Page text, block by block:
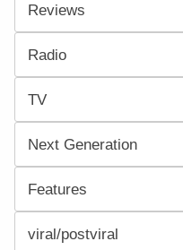
Reviews
Radio
TV
Next Generation
Features
viral/postviral